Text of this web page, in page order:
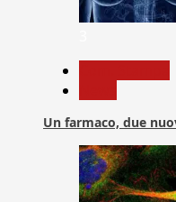
Un farmaco, due